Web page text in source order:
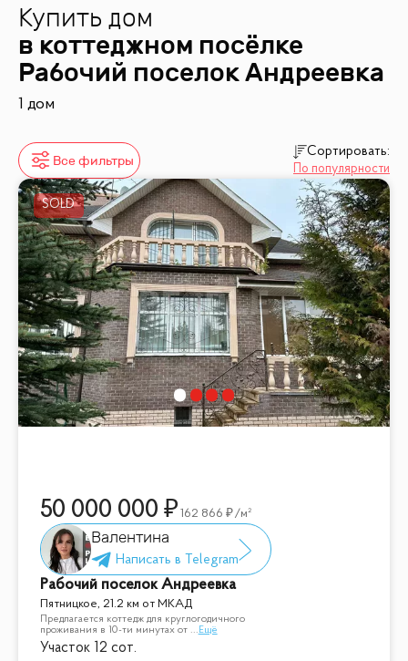
Купить дом
в коттеджном посёлке
Рабочий поселок Андреевка
1 дом
Все фильтры
Сортировать:
По популярности
50 000 000 162 866 /м²
Валентина
Рабочий поселок Андреевка
Пятницкое, 21.2 км от МКАД
Предлагается коттедж для круглогодичного
проживания в 10-ти минутах от ... Ещё
Участок 12 сот.